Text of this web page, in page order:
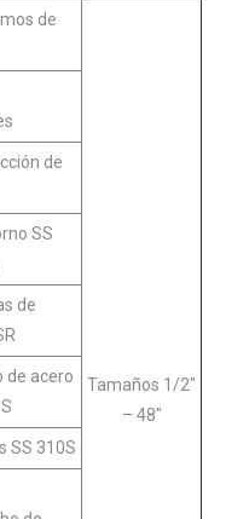
de
Tamaños 1/2″
– 48″
de
SS
de
de acero
SS 310S